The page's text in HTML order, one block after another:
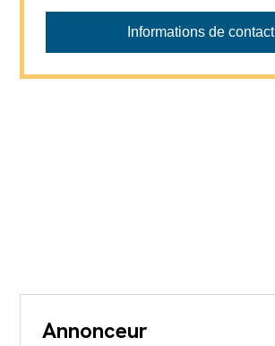
Informations de contact
Annonceur